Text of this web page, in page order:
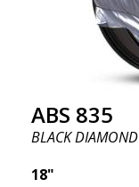
ABS 835
BLACK DIAMOND
18"